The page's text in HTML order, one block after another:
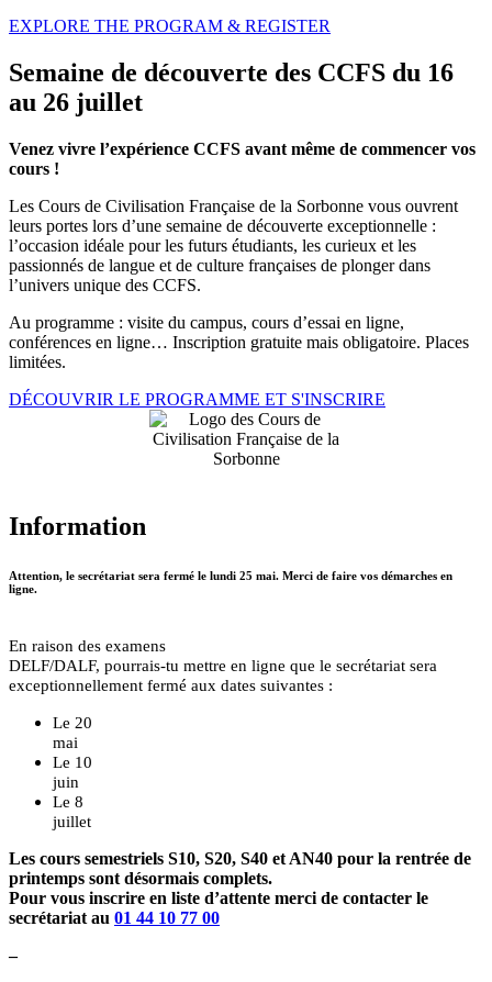
EXPLORE THE PROGRAM & REGISTER
Semaine de découverte des CCFS du 16
au 26 juillet
Venez vivre l’expérience CCFS avant même de commencer vos
cours !
Les Cours de Civilisation Française de la Sorbonne vous ouvrent
leurs portes lors d’une semaine de découverte exceptionnelle :
l’occasion idéale pour les futurs étudiants, les curieux et les
passionnés de langue et de culture françaises de plonger dans
l’univers unique des CCFS.
Au programme : visite du campus, cours d’essai en ligne,
conférences en ligne… Inscription gratuite mais obligatoire. Places
limitées.
DÉCOUVRIR LE PROGRAMME ET S'INSCRIRE
Information
Attention, le secrétariat sera fermé le lundi 25 mai. Merci de faire vos démarches en
ligne.
En raison des examens
DELF/DALF, pourrais-tu mettre en ligne que le secrétariat sera
exceptionnellement fermé aux dates suivantes :
Le 20
mai
Le 10
juin
Le 8
juillet
Les cours semestriels S10, S20, S40 et AN40 pour la rentrée de
printemps sont désormais complets.
Pour vous inscrire en liste d’attente merci de contacter le
secrétariat au 01 44 10 77 00
–